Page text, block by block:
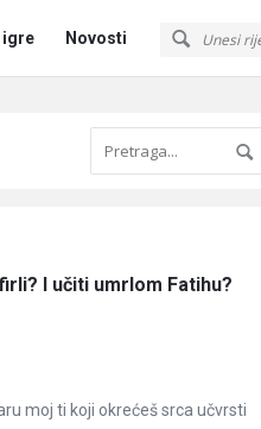
igre Novosti
I učiti umrlom Fatihu?
moj ti koji okrećeš srca učvrsti